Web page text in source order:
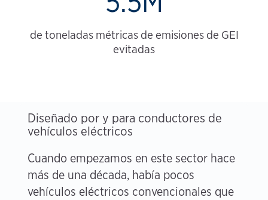
de toneladas métricas de emisiones de GEI
evitadas
Diseñado por y para conductores de
vehículos eléctricos
Cuando empezamos en este sector hace
más de una década, había pocos
vehículos eléctricos convencionales que